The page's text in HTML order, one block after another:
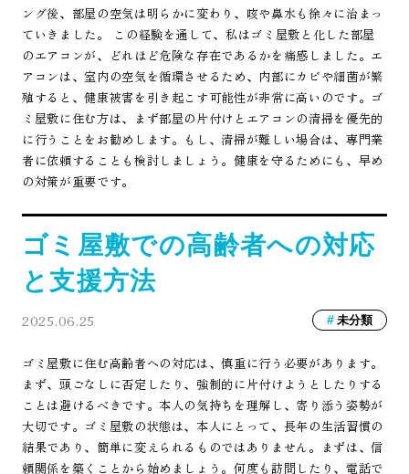
ング後、部屋の空気は明らかに変わり、咳や鼻水も徐々に治まっ
ていきました。 この経験を通して、私はゴミ屋敷と化した部屋
のエアコンが、どれほど危険な存在であるかを痛感しました。エ
アコンは、室内の空気を循環させるため、内部にカビや細菌が繁
殖すると、健康被害を引き起こす可能性が非常に高いのです。ゴ
ミ屋敷に住む方は、まず部屋の片付けとエアコンの清掃を優先的
に行うことをお勧めします。もし、清掃が難しい場合は、専門業
者に依頼することも検討しましょう。健康を守るためにも、早め
の対策が重要です。
ゴミ屋敷での高齢者への対応
と支援方法
2025.06.25 未分類
ゴミ屋敷に住む高齢者への対応は、慎重に行う必要があります。
まず、頭ごなしに否定したり、強制的に片付けようとしたりする
ことは避けるべきです。本人の気持ちを理解し、寄り添う姿勢が
大切です。ゴミ屋敷の状態は、本人にとって、長年の生活習慣の
結果であり、簡単に変えられるものではありません。まずは、信
頼関係を築くことから始めましょう。何度も訪問したり、電話で